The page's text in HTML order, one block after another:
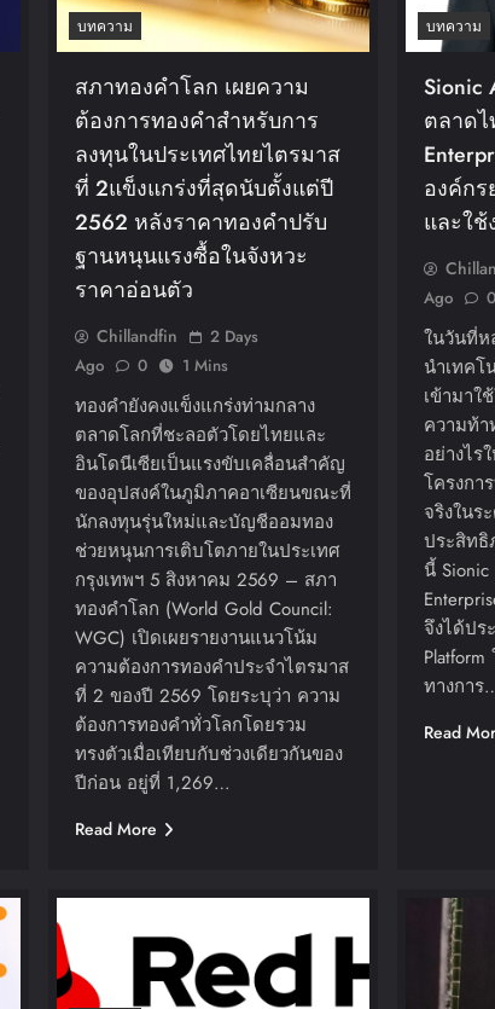
บทความ
สภาทองคำโลก เผยความ
ต้องการทองคำสำหรับการ
ลงทุนในประเทศไทยไตรมาส
ที่ 2แข็งแกร่งที่สุดนับตั้งแต่ปี
2562 หลังราคาทองคำปรับ
ฐานหนุนแรงซื้อในจังหวะ
ราคาอ่อนตัว
Chillandfin
2 Days
Ago
0 1 Mins
ทองคำยังคงแข็งแกร่งท่ามกลาง
ตลาดโลกที่ชะลอตัวโดยไทยและ
อินโดนีเซียเป็นแรงขับเคลื่อนสำคัญ
ของอุปสงค์ในภูมิภาคอาเซียนขณะที่
นักลงทุนรุ่นใหม่และบัญชีออมทอง
ช่วยหนุนการเติบโตภายในประเทศ
กรุงเทพฯ 5 สิงหาคม 2569 – สภา
ทองคำโลก (World Gold Council:
WGC) เปิดเผยรายงานแนวโน้ม
ความต้องการทองคำประจำไตรมาส
ที่ 2 ของปี 2569 โดยระบุว่า ความ
ต้องการทองคำทั่วโลกโดยรวม
ทรงตัวเมื่อเทียบกับช่วงเดียวกันของ
ปีก่อน อยู่ที่ 1,269…
Read More
บทความ
Sionic
ตลาด
องค์ก
และใช้
Ago
0
ในวันที่ห
นำเทค
เข้ามาใ
ความท้
อย่างไร
โครงกา
จริงในร
ประสิทธิ
นี้
จึงได้ปร
ทางการ
Read